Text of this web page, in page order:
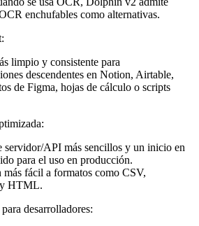
enchufables como alternativas.
limpio y consistente para
descendentes en Notion, Airtable,
de Figma, hojas de cálculo o scripts
servidor/API más sencillos y un inicio en
para el uso en producción.
fácil a formatos como CSV,
HTML.
desarrolladores: